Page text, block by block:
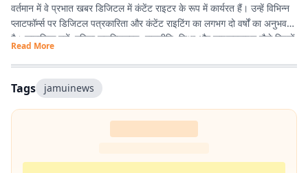
वर्तमान में वे प्रभात खबर डिजिटल में कंटेंट राइटर के रूप में कार्यरत हैं। उन्हें विभिन्न
प्लाटफॉर्म्स पर डिजिटल पत्रकारिता और कंटेंट राइटिंग का लगभग दो वर्षों का अनुभव
है। सामाजिक मुद्दों, महिला सशक्तिकरण, राजनीति, शिक्षा और लाइफस्टाइल जैसे विषयों
पर लिखना उनकी विशेष रुचि का क्षेत्र है। इसके अलावा वे डिजिटल प्लेटफॉर्म के लिए
स्क्रिप्ट राइटिंग करती हैं तथा हिंदी कविता और अंगिका भाषा में लेखन का भी शौक
रखती हैं। प्रकृति से उनका विशेष लगाव है और वे मानती हैं कि संवेदनशील, तथ्यपरक
और जनसरोकार से जुड़ी पत्रकारिता समाज में सकारात्मक बदलाव का माध्यम बन सकती
है।
Read More
Tags jamuinews